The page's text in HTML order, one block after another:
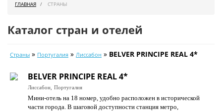
Календарь туров
Цены дня
Страны
ГЛАВНАЯ СТРАНЫ
Каталог стран и отелей
Страны » Португалия » Лиссабон » BELVER PRINCIPE REAL 4*
BELVER PRINCIPE REAL 4*
Лиссабон, Португалия
Мини-отель на 18 номер, удобно расположен в исторической
части города. В шаговой доступности станция метро,